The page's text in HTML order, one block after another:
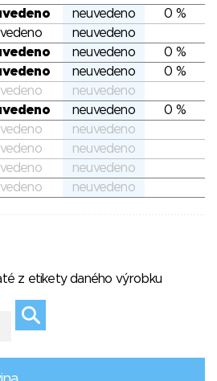
neuvedeno
0 %
neuvedeno
neuvedeno
0 %
neuvedeno
0 %
neuvedeno
neuvedeno
0 %
neuvedeno
neuvedeno
neuvedeno
neuvedeno
z etikety daného výrobku